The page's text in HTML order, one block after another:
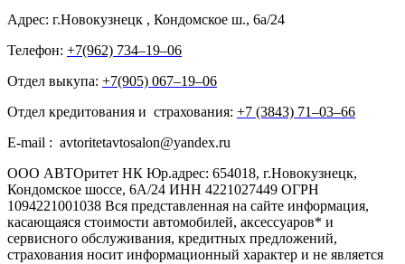
Адрес: г.Новокузнецк , Кондомское ш., 6а/24
Телефон: +7(962) 734‒19‒06
Отдел выкупа: +7(905) 067‒19‒06
Отдел кредитования и страхования: +7 (3843) 71‒03‒66
E-mail : avtoritetavtosalon@yandex.ru
ООО АВТОритет НК Юр.адрес: 654018, г.Новокузнецк,
Кондомское шоссе, 6А/24 ИНН 4221027449 ОГРН
1094221001038 Вся представленная на сайте информация,
касающаяся стоимости автомобилей, аксессуаров* и
сервисного обслуживания, кредитных предложений,
страхования носит информационный характер и не является